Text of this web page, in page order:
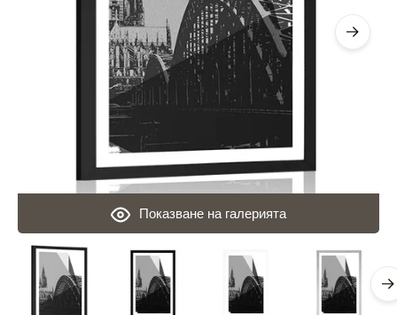
Показване на галерията